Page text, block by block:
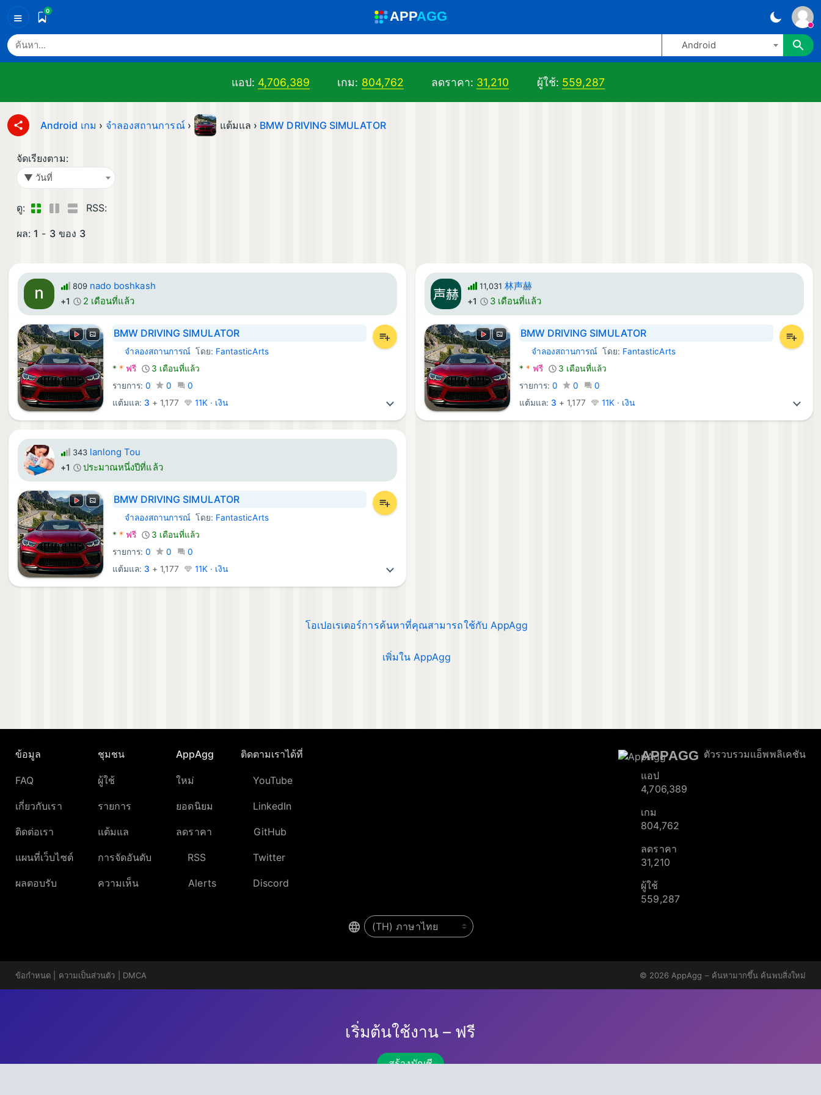
≡ 0 APPAGG
Android
แอป: 4,706,389 เกม: 804,762 ลดราคา: 31,210 ผู้ใช้: 559,287
Android เกม › จำลองสถานการณ์ › แต้มแล › BMW DRIVING SIMULATOR
จัดเรียงตาม:
▼ วันที่
RSS:
ผล: 1 - 3ของ 3
809 nado boshkash
+1 2 เดือนที่แล้ว
BMW DRIVING SIMULATOR
Android เกม:
จำลองสถานการณ์ โดย: FantasticArts
* * ฟรี
3 เดือนที่แล้ว
รายการ:0 0
0
แต้มแล: 3 + 1,177 11K · เงิน
11,031 林声赫
+1 3 เดือนที่แล้ว
BMW DRIVING SIMULATOR
Android เกม:
จำลองสถานการณ์ โดย: FantasticArts
* * ฟรี
3 เดือนที่แล้ว
รายการ:0 0
0
แต้มแล: 3 + 1,177 11K · เงิน
343 lanlong Tou
+1 ประมาณหนึ่งปีที่แล้ว
BMW DRIVING SIMULATOR
Android เกม:
จำลองสถานการณ์ โดย: FantasticArts
* * ฟรี
3 เดือนที่แล้ว
รายการ:0 0
0
แต้มแล: 3 + 1,177 11K · เงิน
โอเปอเรเตอร์การค้นหาที่คุณสามารถใช้กับ AppAgg
เพิ่มใน AppAgg
ข้อมูล
FAQ
เกี่ยวกับเรา
ติดต่อเรา
แผนที่เว็บไซต์
ผลตอบรับ
ชุมชน
ผู้ใช้
รายการ
แต้มแล
การจัดอันดับ
ความเห็น
AppAgg
ใหม่
ยอดนิยม
ลดราคา
RSS
Alerts
ติดตามเราได้ที่
YouTube
LinkedIn
GitHub
Twitter
Discord
APPAGG ตัวรวบรวมแอ็พพลิเคชัน
แอป
4,706,389
เกม
804,762
ลดราคา
31,210
ผู้ใช้
559,287
ข้อกำหนด ความเป็นส่วนตัว DMCA © 2026 AppAgg – ค้นหามากขึ้น ค้นพบสิ่งใหม่
เริ่มต้นใช้งาน – ฟรี
สร้างบัญชี